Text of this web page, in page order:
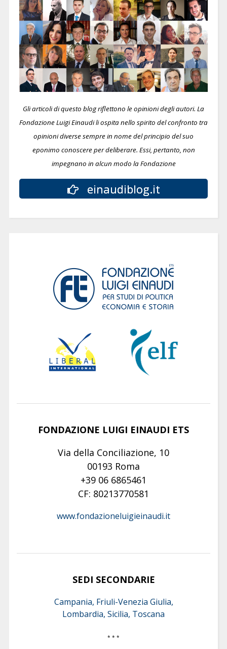
Gli articoli di questo blog riflettono le opinioni degli autori. La
Fondazione Luigi Einaudi li ospita nello spirito del confronto tra
opinioni diverse sempre in nome del principio del suo
eponimo conoscere per deliberare. Essi, pertanto, non
impegnano in alcun modo la Fondazione
einaudiblog.it
FONDAZIONE LUIGI EINAUDI ETS
Via della Conciliazione, 10
00193 Roma
+39 06 6865461
CF: 80213770581
www.fondazioneluigieinaudi.it
SEDI SECONDARIE
Campania, Friuli-Venezia Giulia,
Lombardia, Sicilia, Toscana
* * *